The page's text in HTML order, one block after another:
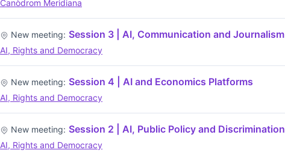
Canòdrom Meridiana
New meeting: Session 3 | AI, Communication and Journalism
AI, Rights and Democracy
New meeting: Session 4 | AI and Economics Platforms
AI, Rights and Democracy
New meeting: Session 2 | AI, Public Policy and Discrimination
AI, Rights and Democracy